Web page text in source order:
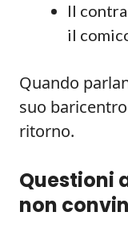
Il
il
Quando
suo
ritorno.
Questioni
non